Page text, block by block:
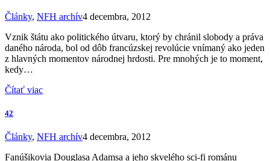
Články, NFH archív4 decembra, 2012
Vznik štátu ako politického útvaru, ktorý by chránil slobody a práva
daného národa, bol od dôb francúzskej revolúcie vnímaný ako jeden
z hlavných momentov národnej hrdosti. Pre mnohých je to moment,
kedy…
Čítať viac
42
Články, NFH archív4 decembra, 2012
Fanúšikovia Douglasa Adamsa a jeho skvelého sci-fi románu